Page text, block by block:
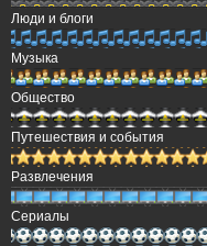
Люди и блоги
Музыка
Общество
Путешествия и события
Развлечения
Сериалы